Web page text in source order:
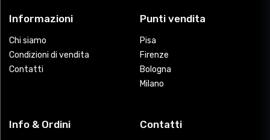
Informazioni
Chi siamo
Condizioni di vendita
Contatti
Punti vendita
Pisa
Firenze
Bologna
Milano
Info & Ordini Contatti